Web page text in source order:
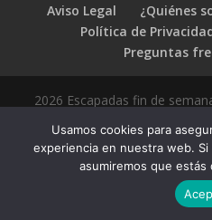
Aviso Legal ¿Quiénes
Política de
Preguntas
2026 Escapadas fin de
Usamos cookies para
experiencia en nuestra web.
asumiremos que estás